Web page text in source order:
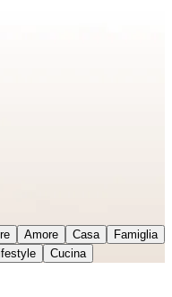
Amore Casa
Famiglia
Cucina